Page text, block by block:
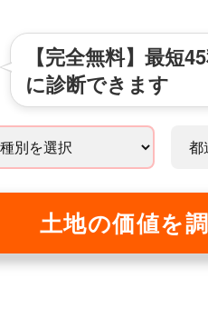
【完全無料】最短
に診断できます
土地の価値を